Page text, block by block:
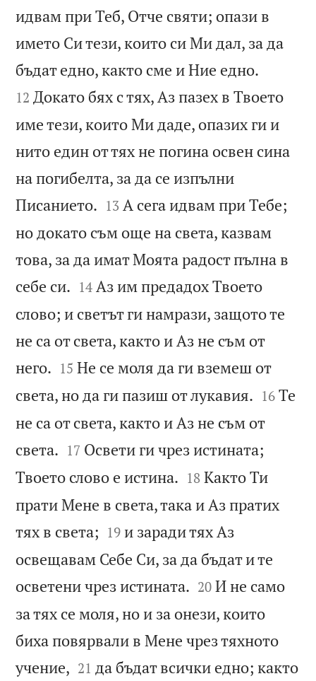
идвам при Теб, Отче святи; опази в
името Си тези, които си Ми дал, за да
бъдат едно, както сме и Ние едно.
12 Докато бях с тях, Аз пазех в Твоето
име тези, които Ми даде, опазих ги и
нито един от тях не погина освен сина
на погибелта, за да се изпълни
Писанието. 

13 А сега идвам при Тебе;
но докато съм още на света, казвам
това, за да имат Моята радост пълна в
себе си. 

14 Аз им предадох Твоето
слово; и светът ги намрази, защото те
не са от света, както и Аз не съм от
него. 

15 Не се моля да ги вземеш от
света, но да ги пазиш от лукавия. 

16 Те
не са от света, както и Аз не съм от
света. 

17 Освети ги чрез истината;
Твоето слово е истина. 

18 Както Ти
прати Мене в света, така и Аз пратих
тях в света; 

19 и заради тях Аз
освещавам Себе Си, за да бъдат и те
осветени чрез истината. 

20 И не само
за тях се моля, но и за онези, които
биха повярвали в Мене чрез тяхното
учение, 

21 да бъдат всички едно; както